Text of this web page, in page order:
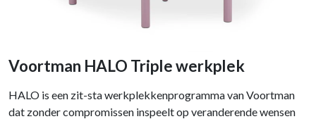
Voortman HALO Triple werkplek
HALO is een zit-sta werkplekkenprogramma van Voortman
dat zonder compromissen inspeelt op veranderende wensen